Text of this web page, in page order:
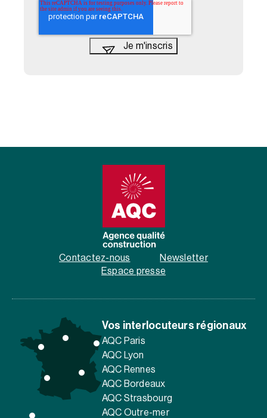
Contactez-nous
Newsletter
Espace presse
Vos interlocuteurs régionaux
AQC Paris
AQC Lyon
AQC Rennes
AQC Bordeaux
AQC Strasbourg
AQC Outre-mer